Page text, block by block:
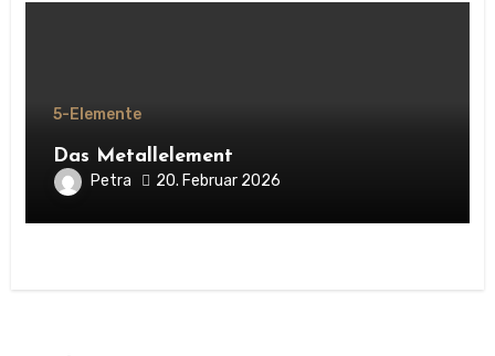
5-Elemente
Das Metallelement
Petra 20. Februar 2026